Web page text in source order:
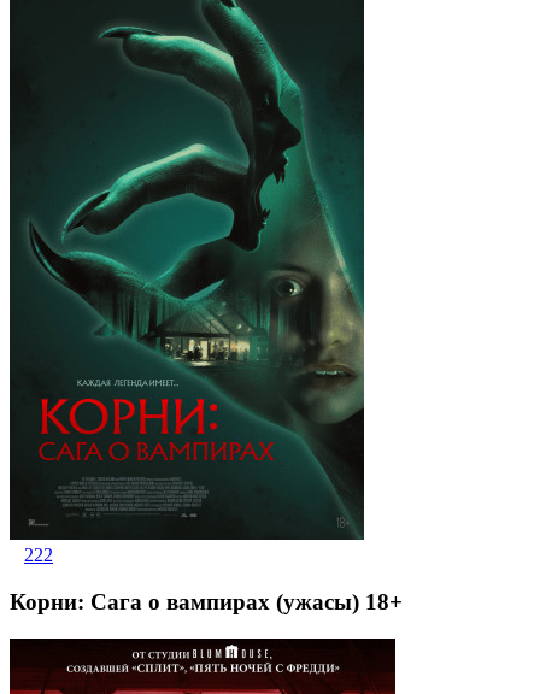
222
Корни: Сага о вампирах (ужасы) 18+